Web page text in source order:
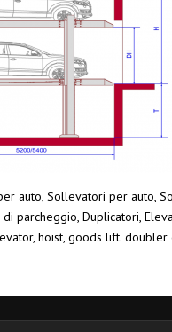
auto, Sollevatori per auto,
di parcheggio, Duplicatori,
hoist, goods lift. doubler